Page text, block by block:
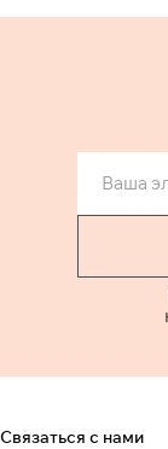
Связаться с нами